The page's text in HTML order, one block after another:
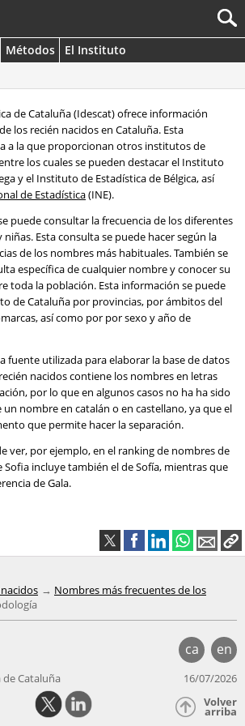
Métodos
El Instituto
de Cataluña (Idescat) ofrece información
los recién nacidos en Cataluña. Esta
a la que proporcionan otros institutos de
los cuales se pueden destacar el Instituto
y el Instituto de Estadística de Bélgica, así
de Estadística(INE).
puede consultar la frecuencia de los diferentes
Esta consulta se puede hacer según la
de los nombres más habituales. También se
específica de cualquier nombre y conocer su
toda la población. Esta información se puede
de Cataluña por provincias, por ámbitos del
así como por por sexo y año de
fuente utilizada para elaborar la base de datos
nacidos contiene los nombres en letras
por lo que en algunos casos no ha ha sido
nombre en catalán o en castellano, ya que el
que permite hacer la separación.
ver, por ejemplo, en el ranking de nombres de
Sofia incluye también el de Sofía, mientras que
de Gala.
Nombres más frecuentes de los
ca en
Cataluña
16/07/2026
Volver
arriba